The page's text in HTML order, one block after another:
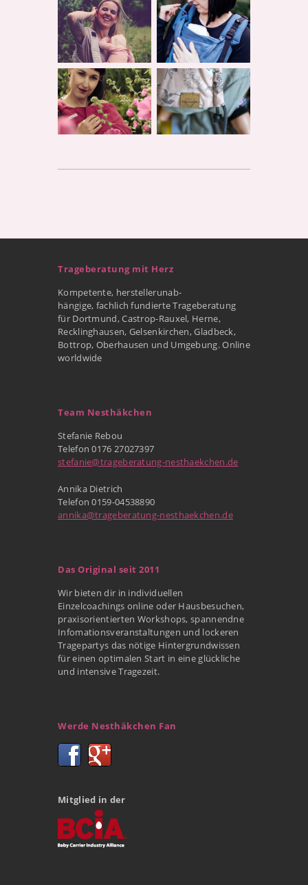
Trageberatung mit Herz
Kompetente, herstellerunab-
hängige, fachlich fundierte Trageberatung
für Dortmund, Castrop-Rauxel, Herne,
Recklinghausen, Gelsenkirchen, Gladbeck,
Bottrop, Oberhausen und Umgebung. Online
worldwide
Team Nesthäkchen
Stefanie Rebou
Telefon 0176 27027397
stefanie@trageberatung-nesthaekchen.de
Annika Dietrich
Telefon 0159-04538890
annika@trageberatung-nesthaekchen.de
Das Original seit 2011
Wir bieten dir in individuellen
Einzelcoachings online oder Hausbesuchen,
praxisorientierten Workshops, spannendne
Infomationsveranstaltungen und lockeren
Tragepartys das nötige Hintergrundwissen
für einen optimalen Start in eine glückliche
und intensive Tragezeit.
Werde Nesthäkchen Fan
Mitglied in der